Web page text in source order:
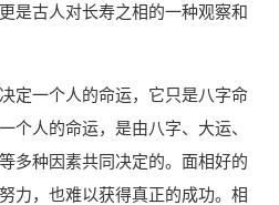
是古人对长寿之相的一种观察和
定一个人的命运，它只是八字命
个人的命运，是由八字、大运、
多种因素共同决定的。面相好的
力，也难以获得真正的成功。相